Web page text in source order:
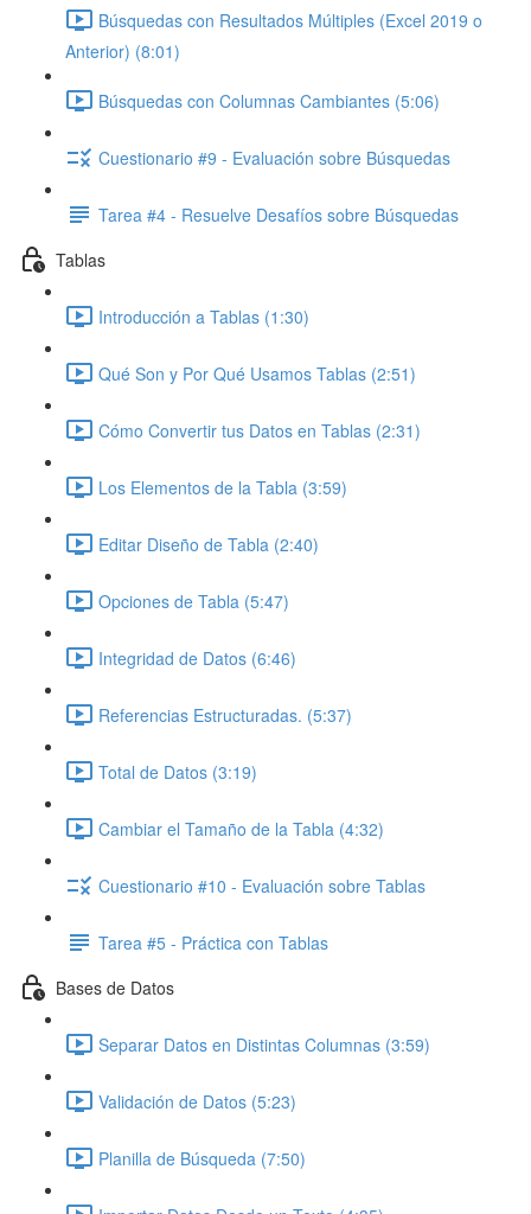
Búsquedas con Resultados Múltiples (Excel 2019 o
Anterior) (8:01)
Búsquedas con Columnas Cambiantes (5:06)
Cuestionario #9 - Evaluación sobre Búsquedas
Tarea #4 - Resuelve Desafíos sobre Búsquedas
Tablas
Introducción a Tablas (1:30)
Qué Son y Por Qué Usamos Tablas (2:51)
Cómo Convertir tus Datos en Tablas (2:31)
Los Elementos de la Tabla (3:59)
Editar Diseño de Tabla (2:40)
Opciones de Tabla (5:47)
Integridad de Datos (6:46)
Referencias Estructuradas. (5:37)
Total de Datos (3:19)
Cambiar el Tamaño de la Tabla (4:32)
Cuestionario #10 - Evaluación sobre Tablas
Tarea #5 - Práctica con Tablas
Bases de Datos
Separar Datos en Distintas Columnas (3:59)
Validación de Datos (5:23)
Planilla de Búsqueda (7:50)